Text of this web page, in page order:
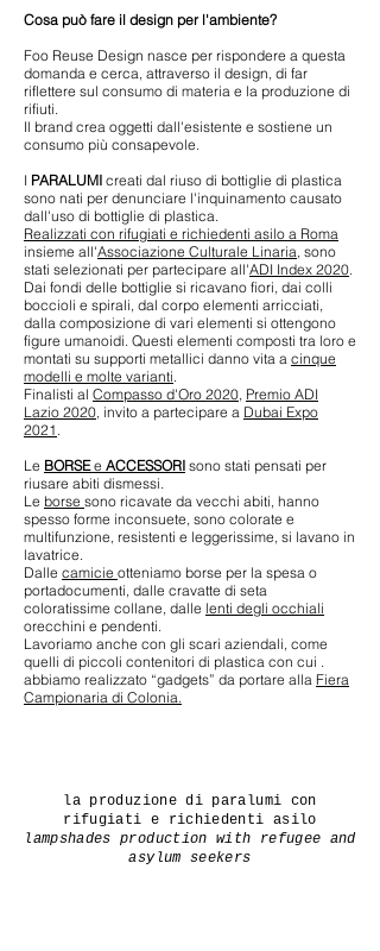
Cosa può fare il design per l'ambiente?
Foo Reuse Design nasce per rispondere a questa
domanda e cerca, attraverso il design, di far
riflettere sul consumo di materia e la produzione di
rifiuti.
Il brand crea oggetti dall'esistente e sostiene un
consumo più consapevole.
I PARALUMI creati dal riuso di bottiglie di plastica
sono nati per denunciare l'inquinamento causato
dall'uso di bottiglie di plastica.
Realizzati con rifugiati e richiedenti asilo a Roma
insieme all'Associazione Culturale Linaria, sono
stati selezionati per partecipare all'ADI Index 2020.
Dai fondi delle bottiglie si ricavano fiori, dai colli
boccioli e spirali, dal corpo elementi arricciati,
dalla composizione di vari elementi si ottengono
figure umanoidi. Questi elementi composti tra loro e
montati su supporti metallici danno vita a cinque
modelli e molte varianti.
Finalisti al Compasso d'Oro 2020, Premio ADI
Lazio 2020, invito a partecipare a Dubai Expo
2021 .
Le BORSEe ACCESSORI sono stati pensati per
riusare abiti dismessi.
Le borse sono ricavate da vecchi abiti, hanno
spesso forme inconsuete, sono colorate e
multifunzione, resistenti e leggerissime, si lavano in
lavatrice.
Dalle camicie otteniamo borse per la spesa o
portadocumenti, dalle cravatte di seta
coloratissime collane, dalle lenti degli occhiali
orecchini e pendenti.
Lavoriamo anche con gli scari aziendali, come
quelli di piccoli contenitori di plastica con cui .
abbiamo realizzato “gadgets” da portare alla Fiera
Campionaria di Colonia.
la produzione di paralumi con
rifugiati e richiedenti asilo
lampshades production with refugee and
asylum seekers